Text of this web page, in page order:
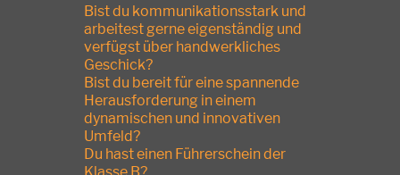
Bist du kommunikationsstark und
arbeitest gerne eigenständig und
verfügst über handwerkliches
Geschick?
Bist du bereit für eine spannende
Herausforderung in einem
dynamischen und innovativen
Umfeld?
Du hast einen Führerschein der
Klasse B?